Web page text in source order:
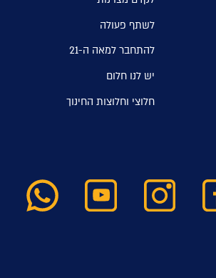
לשתף פעולה
להתחבר למאה ה-21
יש לנו חלום
חלוצי וחלוצות החינוך